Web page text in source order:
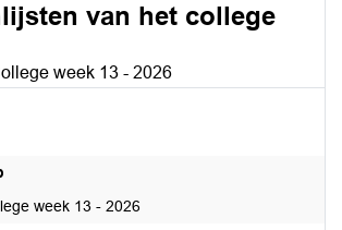
van het college
week 13 - 2026
week 13 - 2026